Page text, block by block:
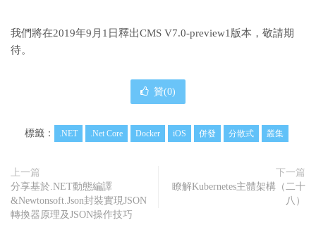
我們將在2019年9月1日釋出CMS V7.0-preview1版本，敬請期
待。
贊(0)
標籤： .NET .Net Core Docker iOS 併發 分散式 叢集
上一篇
分享基於.NET動態編譯
&Newtonsoft.Json封裝實現JSON
轉換器原理及JSON操作技巧
下一篇
瞭解Kubernetes主體架構（二十
八）